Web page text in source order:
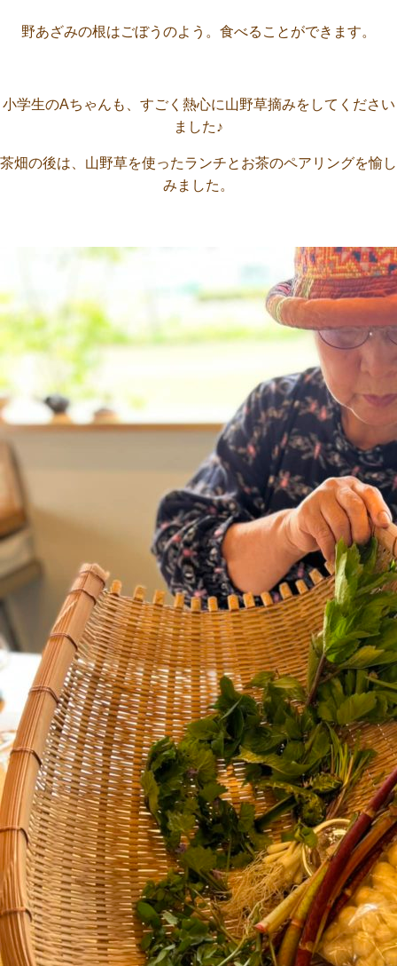
野あざみの根はごぼうのよう。食べることができます。
小学生のAちゃんも、すごく熱心に山野草摘みをしてください
ました♪
茶畑の後は、山野草を使ったランチとお茶のペアリングを愉し
みました。